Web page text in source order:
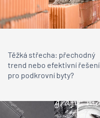
Těžká střecha: přechodný
trend nebo efektivní řešení
pro podkrovní byty?